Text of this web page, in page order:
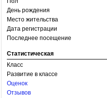
День рождения
Место жительства
Дата регистрации
Последнее посещение
Статистическая
Класс
Развитие в классе
Оценок
Отзывов